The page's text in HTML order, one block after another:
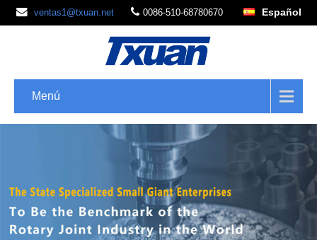
ventas1@txuan.net 0086-510-68780670 Español
Menú